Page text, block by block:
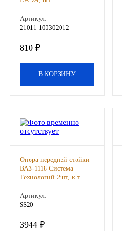
ЕПК
Другие бренды подшипников
Охлаждающие жидкости
Тормозные жидкости
Автосмазки
Артикул:
21011-100302012
810 ₽
В КОРЗИНУ
Опора передней стойки
ВАЗ-1118 Система
Технологий 2шт, к-т
Артикул:
SS20
3944 ₽